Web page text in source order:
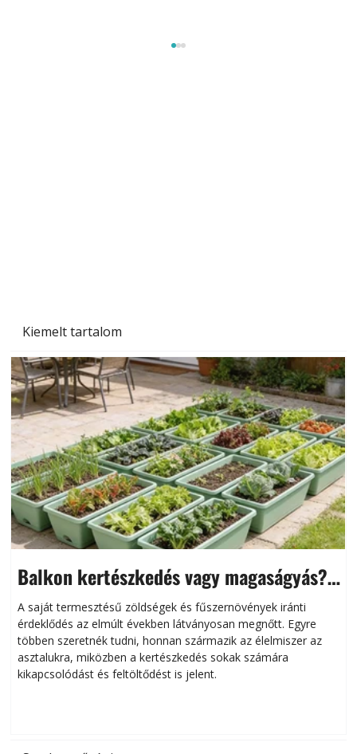
Kiemelt tartalom
Balkon kertészkedés vagy magaságyás?
Helytakarékos kertészkedés
A saját termesztésű zöldségek és fűszernövények iránti
érdeklődés az elmúlt években látványosan megnőtt. Egyre
többen szeretnék tudni, honnan származik az élelmiszer az
asztalukra, miközben a kertészkedés sokak számára
kikapcsolódást és feltöltődést is jelent.